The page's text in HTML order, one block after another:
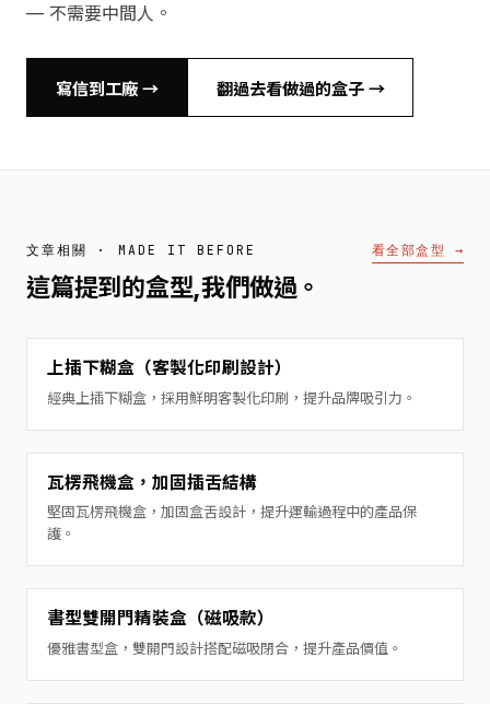
— 不需要中間人。
寫信到工廠 → 翻過去看做過的盒子 →
文章相關 · MADE IT BEFORE
這篇提到的盒型,我們做過。
看全部盒型 →
上插下糊盒（客製化印刷設計）
經典上插下糊盒，採用鮮明客製化印刷，提升品牌吸引力。
瓦楞飛機盒，加固插舌結構
堅固瓦楞飛機盒，加固盒舌設計，提升運輸過程中的產品保
護。
書型雙開門精裝盒（磁吸款）
優雅書型盒，雙開門設計搭配磁吸閉合，提升產品價值。